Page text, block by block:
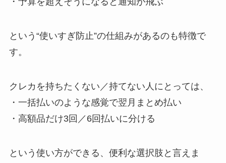
という“使いすぎ防止”の仕組みがあるのも特徴で
す。
クレカを持ちたくない／持てない人にとっては、
・一括払いのような感覚で翌月まとめ払い
・高額品だけ3回／6回払いに分ける
という使い方ができる、便利な選択肢と言えま